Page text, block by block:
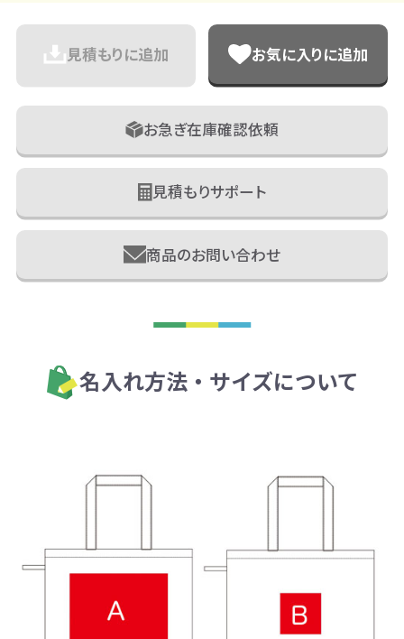
見積もりに追加 お気に入りに追加
お急ぎ在庫確認依頼
見積もりサポート
商品のお問い合わせ
名入れ方法・サイズについて